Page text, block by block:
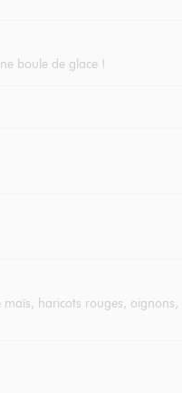
boule de glace !
haricots rouges, oignons,